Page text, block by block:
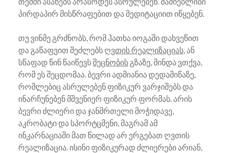
პირდაპირ მისწრაფებით და მედიტაციით იწყებენ.
თუ ვინმე გრძნობს, რომ ჰათხა იოგაში დახვეწით
და გაწაფვით შეძლებსღვთის რეალიზაციას, ან
სწაფად წინ წაიწევსშეცნობისგზაზე, მინდა ვთქვა,
რომ ეს შეცდომაა. ბევრი ადმიანია დედამიწაზე,
რომლებიც ასრულებენ ფიზიკურ ვარჯიშებს და
ინარჩუნებენ მშვენიერ ფიზიკურ ფორმას. არის
ბევრი ძლიერი და ჯანმრთელი მოჭიდავე,
აკრობატი და სპორტცმენი, მაგრამ ამ
ინკარნაციაში მათ წილად არ ერგებათ ღვთის
რეალიზაცია. ისინი ფიზიკურად ძლიერები არიან,